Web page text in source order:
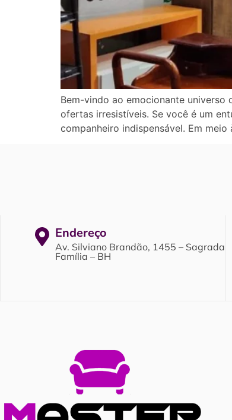
Bem-vindo ao emocionante
ofertas irresistíveis. Se você é um
companheiro indispensável. Em
Endereço
Av. Silviano Brandão, 1455 – Sagrada
Família – BH